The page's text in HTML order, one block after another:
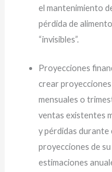
el mantenimiento
pérdida de
“invisibles”.
Proyecciones
crear
mensuales o
ventas existentes
y pérdidas durante
proyecciones de
estimaciones